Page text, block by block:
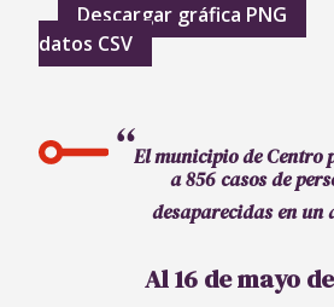
Descargar gráfica PNG
datos CSV
El municipio de Centro
a 856 casos de
desaparecidas en un
Al 16 de mayo